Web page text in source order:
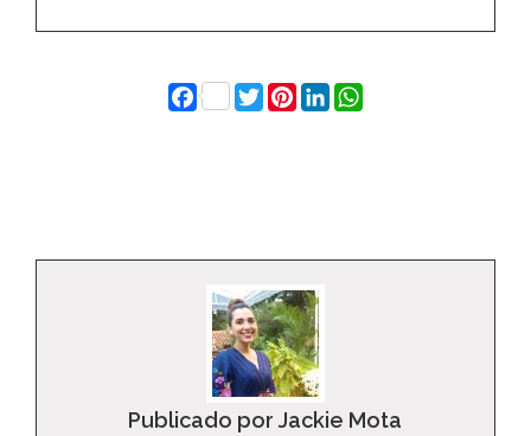
Facebook
Twitter
Pinterest
LinkedIn
WhatsApp
Publicado por Jackie Mota